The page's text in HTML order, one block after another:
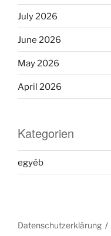
July 2026
June 2026
May 2026
April 2026
Kategorien
egyéb
Datenschutzerklärung